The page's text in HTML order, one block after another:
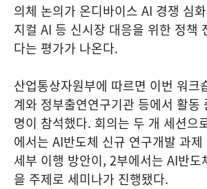
의체 논의가 온디바이스 AI 경쟁 심
지컬 AI 등 신시장 대응을 위한 정책
다는 평가가 나온다.
산업통상자원부에 따르면 이번 워크
계와 정부출연연구기관 등에서 활동
명이 참석했다. 회의는 두 개 세션으
에서는 AI반도체 신규 연구개발 과
세부 이행 방안이, 2부에서는 AI반도
을 주제로 세미나가 진행됐다.